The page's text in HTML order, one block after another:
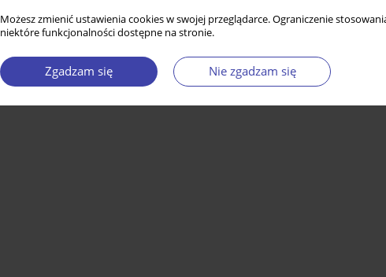
Możesz zmienić ustawienia cookies w swojej przeglądarce. Ograniczenie
niektóre funkcjonalności dostępne na stronie.
Zgadzam się Nie zgadzam się